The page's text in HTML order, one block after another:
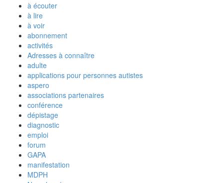
à écouter
à lire
à voir
abonnement
activités
Adresses à connaître
adulte
applications pour personnes autistes
aspero
associations partenaires
conférence
dépistage
diagnostic
emploi
forum
GAPA
manifestation
MDPH